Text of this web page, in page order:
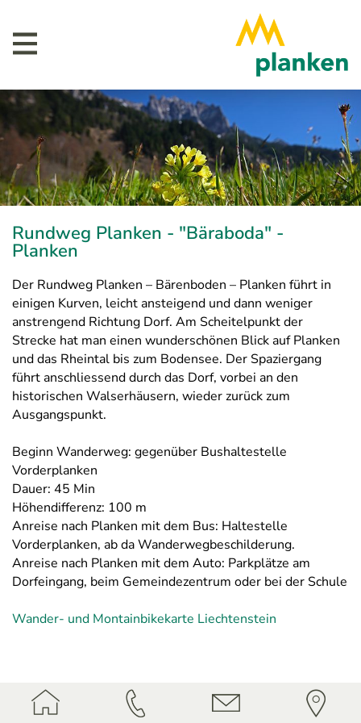
Rundweg Planken - "Bäraboda" -
Planken
Der Rundweg Planken – Bärenboden – Planken führt in
einigen Kurven, leicht ansteigend und dann weniger
anstrengend Richtung Dorf. Am Scheitelpunkt der
Strecke hat man einen wunderschönen Blick auf Planken
und das Rheintal bis zum Bodensee. Der Spaziergang
führt anschliessend durch das Dorf, vorbei an den
historischen Walserhäusern, wieder zurück zum
Ausgangspunkt.
Beginn Wanderweg: gegenüber Bushaltestelle
Vorderplanken
Dauer: 45 Min
Höhendifferenz: 100 m
Anreise nach Planken mit dem Bus: Haltestelle
Vorderplanken, ab da Wanderwegbeschilderung.
Anreise nach Planken mit dem Auto: Parkplätze am
Dorfeingang, beim Gemeindezentrum oder bei der Schule
Wander- und Montainbikekarte Liechtenstein